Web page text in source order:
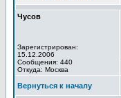
Чусов
Зарегистрирован:
15.12.2006
Сообщения: 440
Откуда: Москва
Вернуться к началу